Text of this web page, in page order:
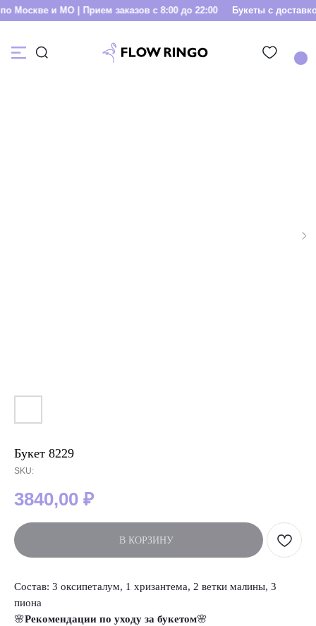
Москве и МО | Прием заказов с 8:00 до 22:00 Букеты с
Букет 8229
SKU:
3840,00 ₽
В КОРЗИНУ
Состав: 3 оксипеталум, 1 хризантема, 2 ветки малины, 3
пиона
🌸Рекомендации по уходу за букетом🌸